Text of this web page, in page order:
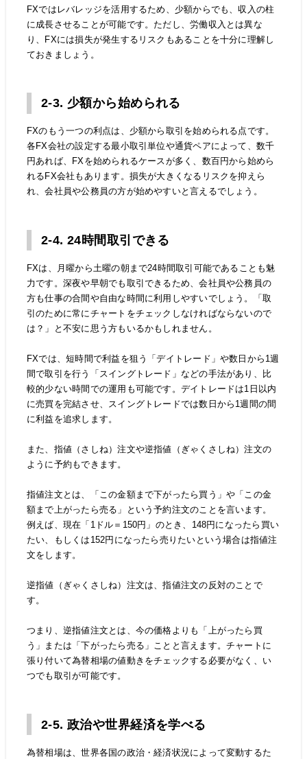
FXではレバレッジを活用するため、少額からでも、収入の柱
に成長させることが可能です。ただし、労働収入とは異な
り、FXには損失が発生するリスクもあることを十分に理解し
ておきましょう。
2-3. 少額から始められる
FXのもう一つの利点は、少額から取引を始められる点です。
各FX会社の設定する最小取引単位や通貨ペアによって、数千
円あれば、FXを始められるケースが多く、数百円から始めら
れるFX会社もあります。損失が大きくなるリスクを抑えら
れ、会社員や公務員の方が始めやすいと言えるでしょう。
2-4. 24時間取引できる
FXは、月曜から土曜の朝まで24時間取引可能であることも魅
力です。深夜や早朝でも取引できるため、会社員や公務員の
方も仕事の合間や自由な時間に利用しやすいでしょう。「取
引のために常にチャートをチェックしなければならないので
は？」と不安に思う方もいるかもしれません。
FXでは、短時間で利益を狙う「デイトレード」や数日から1週
間で取引を行う「スイングトレード」などの手法があり、比
較的少ない時間での運用も可能です。デイトレードは1日以内
に売買を完結させ、スイングトレードでは数日から1週間の間
に利益を追求します。
また、指値（さしね）注文や逆指値（ぎゃくさしね）注文の
ように予約もできます。
指値注文とは、「この金額まで下がったら買う」や「この金
額まで上がったら売る」という予約注文のことを言います。
例えば、現在「1ドル＝150円」のとき、148円になったら買い
たい、もしくは152円になったら売りたいという場合は指値注
文をします。
逆指値（ぎゃくさしね）注文は、指値注文の反対のことで
す。
つまり、逆指値注文とは、今の価格よりも「上がったら買
う」または「下がったら売る」ことと言えます。チャートに
張り付いて為替相場の値動きをチェックする必要がなく、い
つでも取引が可能です。
2-5. 政治や世界経済を学べる
為替相場は、世界各国の政治・経済状況によって変動するた